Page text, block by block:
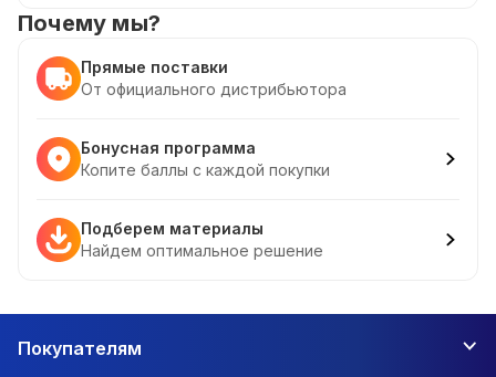
Почему мы?
Прямые поставки
От официального дистрибьютора
Бонусная программа
Копите баллы с каждой покупки
Подберем материалы
Найдем оптимальное решение
Покупателям